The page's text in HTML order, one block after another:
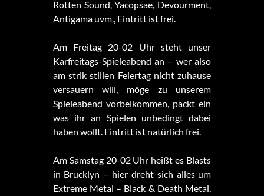
Rotten Sound, Yacopsae, Devourment,
Antigama uvm., Eintritt ist frei.
Am Freitag 20-02 Uhr steht unser
Karfreitags-Spieleabend an – wer also
am strik stillen Feiertag nicht zuhause
versauern will, möge zu unserem
Spieleabend vorbeikommen, packt ein
was ihr an Spielen unbedingt dabei
haben wollt. Eintritt ist natürlich frei.
Am Samstag 20-02 Uhr heißt es Blasts
in Brucklyn – hier dreht sich alles um
Extreme Metal – Black & Death Metal,